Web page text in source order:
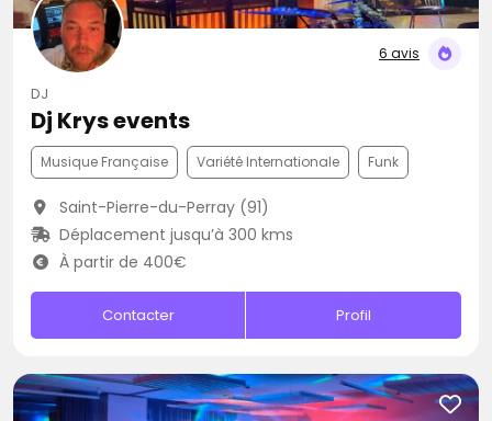
6 avis
DJ
Dj Krys events
Musique Française Variété Internationale Funk
Saint-Pierre-du-Perray (91)
Déplacement jusqu’à 300 kms
À partir de 400€
Contacter Profil